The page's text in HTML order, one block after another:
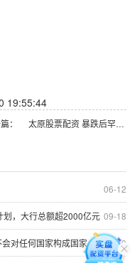
19:55:44
： 太原股票配资 暴跌后罕见公布！千亿龙头紧急送“利好”
06-12
09-18
划，大行总额超2000亿元
09-10
何国家构成国家安全风险